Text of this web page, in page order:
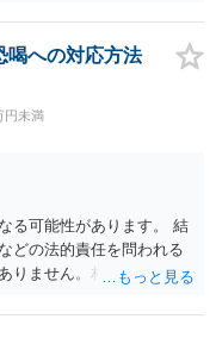
喝への対応方法
円未満
る可能性があります。 結
どの法的責任を問われる
りません。相手の行為こ
考えられます。 今後の具